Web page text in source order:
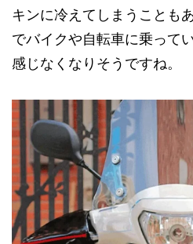
キンに冷えてしまうことも
でバイクや自転車に乗って
感じなくなりそうですね。